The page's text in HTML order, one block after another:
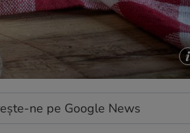
ne pe Google News